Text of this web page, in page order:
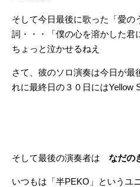
そして今日最後に歌った「愛の
詞・・・「僕の心を溶かした
ちょっと泣かせるねえ
さて、彼のソロ演奏は今日が
れに最終日の３０日にはYellow
そして最後の演奏者は なだの
いつもは「半PEKO」というユ